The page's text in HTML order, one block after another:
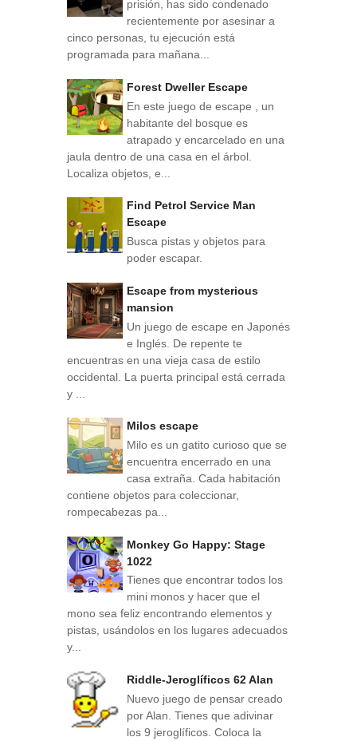
prisión, has sido condenado
recientemente por asesinar a
cinco personas, tu ejecución está
programada para mañana...
Forest Dweller Escape
En este juego de escape , un
habitante del bosque es
atrapado y encarcelado en una
jaula dentro de una casa en el árbol.
Localiza objetos, e...
Find Petrol Service Man
Escape
Busca pistas y objetos para
poder escapar.
Escape from mysterious
mansion
Un juego de escape en Japonés
e Inglés. De repente te
encuentras en una vieja casa de estilo
occidental. La puerta principal está cerrada
y ...
Milos escape
Milo es un gatito curioso que se
encuentra encerrado en una
casa extraña. Cada habitación
contiene objetos para coleccionar,
rompecabezas pa...
Monkey Go Happy: Stage
1022
Tienes que encontrar todos los
mini monos y hacer que el
mono sea feliz encontrando elementos y
pistas, usándolos en los lugares adecuados
y...
Riddle-Jeroglíficos 62 Alan
Nuevo juego de pensar creado
por Alan. Tienes que adivinar
los 9 jeroglíficos. Coloca la